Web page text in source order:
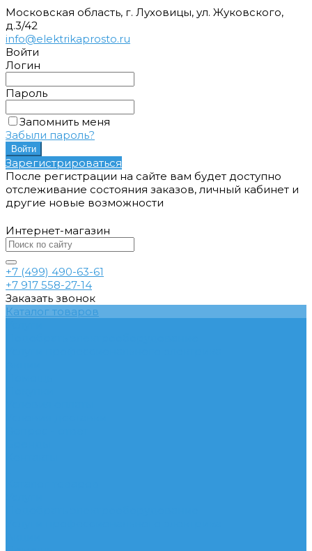
Московская область, г. Луховицы, ул. Жуковского,
д.3/42
info@elektrikaprosto.ru
Войти
Логин
Пароль
Запомнить меня
Забыли пароль?
Зарегистрироваться
После регистрации на сайте вам будет доступно
отслеживание состояния заказов, личный кабинет и
другие новые возможности
Интернет-магазин
+7 (499) 490-63-61
+7 917 558-27-14
Заказать звонок
Каталог товаров